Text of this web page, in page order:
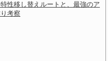
性移し替えルートと、最強のア
考察